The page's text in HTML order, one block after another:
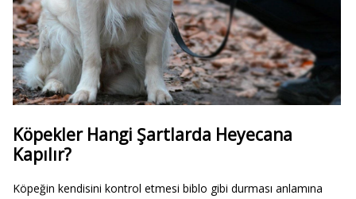
Köpekler Hangi Şartlarda Heyecana
Kapılır?
Köpeğin kendisini kontrol etmesi biblo gibi durması anlamına